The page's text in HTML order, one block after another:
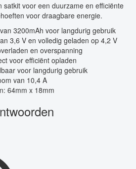
satkit voor een duurzame en efficiënte
voor draagbare energie.
3200mAh voor langdurig gebruik
3,6 V en volledig geladen op 4,2 V
en overspanning
voor efficiënt opladen
voor langdurig gebruik
van 10,4 A
64mm x 18mm